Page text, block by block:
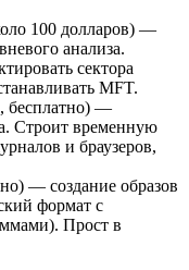
100 долларов) —
анализа.
сектора
MFT.
бесплатно) —
Строит временную
и браузеров,
— создание образов
формат с
Прост в